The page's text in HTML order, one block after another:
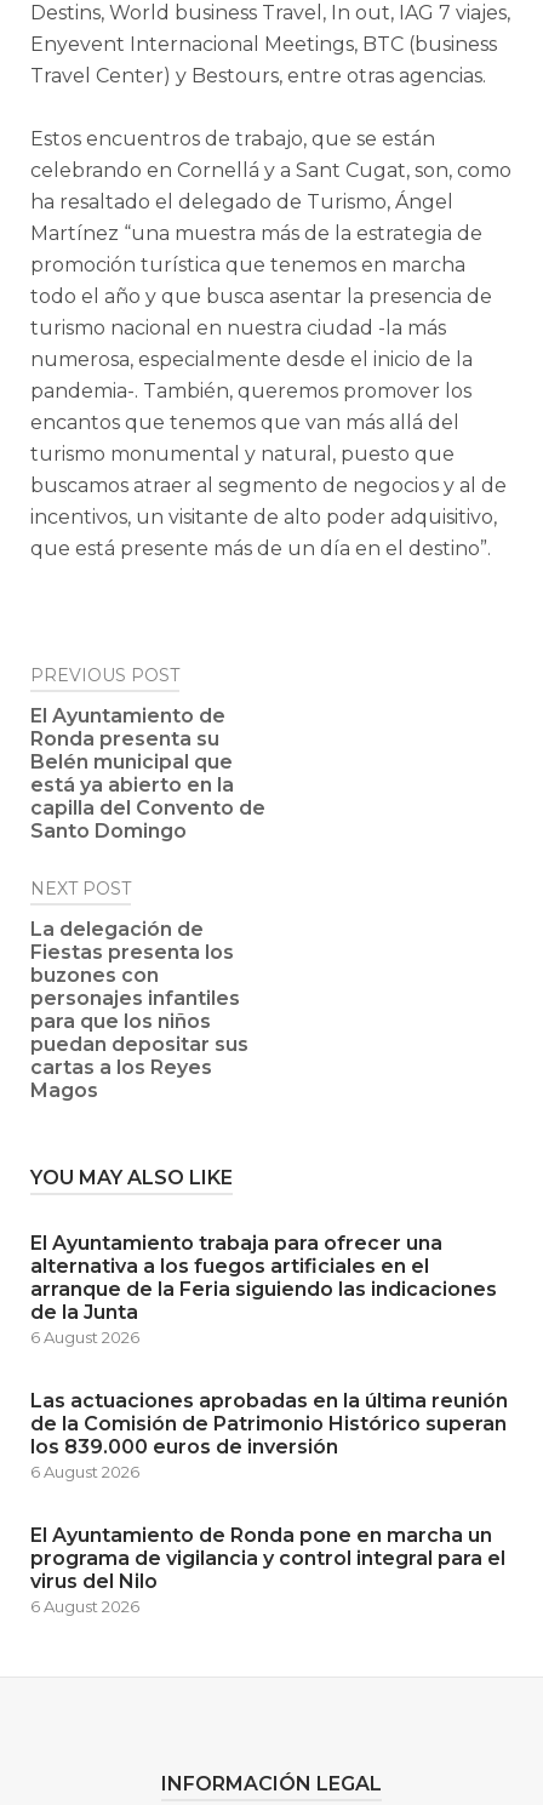
Destins, World business Travel, In out, IAG 7 viajes,
Enyevent Internacional Meetings, BTC (business
Travel Center) y Bestours, entre otras agencias.
Estos encuentros de trabajo, que se están
celebrando en Cornellá y a Sant Cugat, son, como
ha resaltado el delegado de Turismo, Ángel
Martínez “una muestra más de la estrategia de
promoción turística que tenemos en marcha
todo el año y que busca asentar la presencia de
turismo nacional en nuestra ciudad -la más
numerosa, especialmente desde el inicio de la
pandemia-. También, queremos promover los
encantos que tenemos que van más allá del
turismo monumental y natural, puesto que
buscamos atraer al segmento de negocios y al de
incentivos, un visitante de alto poder adquisitivo,
que está presente más de un día en el destino”.
Post
navigation
PREVIOUS POST
El Ayuntamiento de
Ronda presenta su
Belén municipal que
está ya abierto en la
capilla del Convento de
Santo Domingo
NEXT POST
La delegación de
Fiestas presenta los
buzones con
personajes infantiles
para que los niños
puedan depositar sus
cartas a los Reyes
Magos
YOU MAY ALSO LIKE
El Ayuntamiento trabaja para ofrecer una
alternativa a los fuegos artificiales en el
arranque de la Feria siguiendo las indicaciones
de la Junta
6 August 2026
Las actuaciones aprobadas en la última reunión
de la Comisión de Patrimonio Histórico superan
los 839.000 euros de inversión
6 August 2026
El Ayuntamiento de Ronda pone en marcha un
programa de vigilancia y control integral para el
virus del Nilo
6 August 2026
INFORMACIÓN LEGAL